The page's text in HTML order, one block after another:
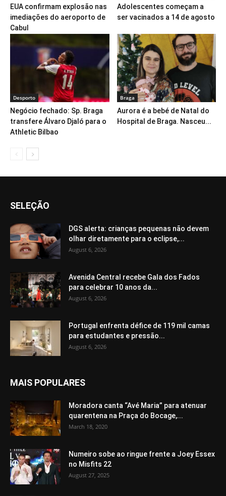
EUA confirmam explosão nas
imediações do aeroporto de
Cabul
Adolescentes começam a
ser vacinados a 14 de agosto
Desporto
Negócio fechado: Sp. Braga
transfere Álvaro Djaló para o
Athletic Bilbao
Braga
Aurora é a bebé de Natal do
Hospital de Braga. Nasceu...
SELEÇÃO
DGS alerta: crianças pequenas não devem
olhar diretamente para o eclipse,...
August 6, 2026
Avenida Central recebe Gala dos Fados
para celebrar 10 anos da...
August 6, 2026
Portugal enfrenta défice de 119 mil camas
para estudantes e pressão...
August 6, 2026
MAIS POPULARES
Moradora canta “Avé Maria” para atenuar
quarentena na Praça do Bocage,...
March 18, 2020
Numeiro sobe ao ringue frente a Joey Essex
no Misfits 22
August 27, 2025